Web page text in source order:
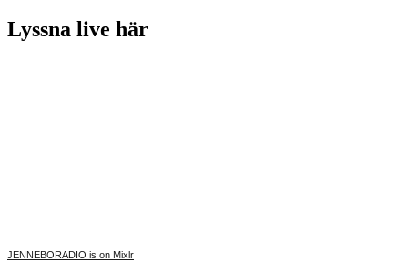
Lyssna live här
JENNEBORADIO is on Mixlr